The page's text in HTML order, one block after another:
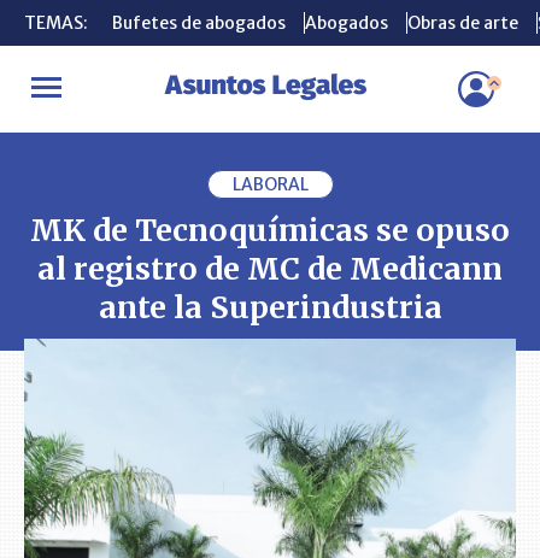
TEMAS: Bufetes de abogados Abogados Obras de arte
INICIO PLEITOS MK de Tecnoquímicas se opuso al registro de
TEMAS: Bufetes de abogados Abogados Obras de arte
LABORAL
MK de Tecnoquímicas se opuso
al registro de MC de Medicann
ante la Superindustria